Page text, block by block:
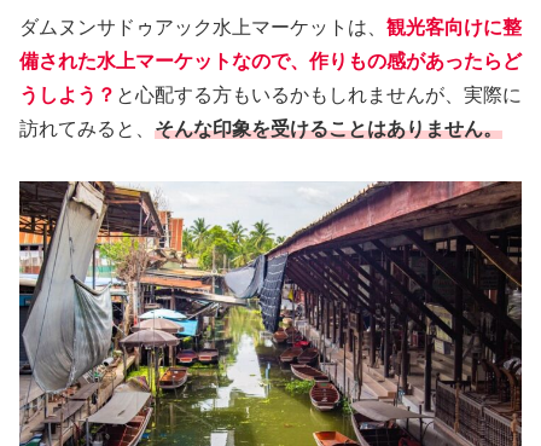
ダムヌンサドゥアック水上マーケットは、 観光客向けに整
備された水上マーケットなので、作りもの感があったらど
うしよう？ と心配する方もいるかもしれませんが、実際に
訪れてみると、 そんな印象を受けることはありません。